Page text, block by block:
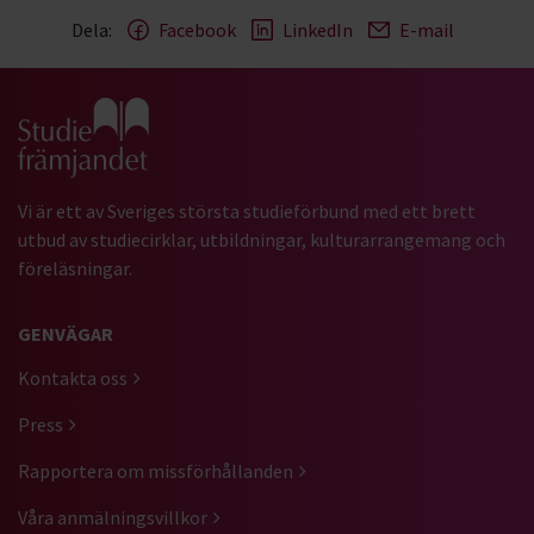
Dela: Facebook LinkedIn E-mail
Gå till studiefrämjandets startsida
Vi är ett av Sveriges största studieförbund med ett brett
utbud av studiecirklar, utbildningar, kulturarrangemang och
föreläsningar.
GENVÄGAR
Kontakta oss
Press
Rapportera om missförhållanden
Våra anmälningsvillkor